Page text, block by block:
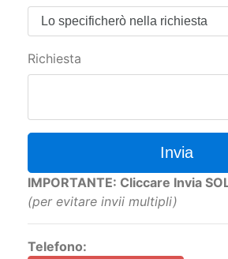
Richiesta
Invia
IMPORTANTE: Cliccare Invia
(per evitare invii multipli)
Telefono: